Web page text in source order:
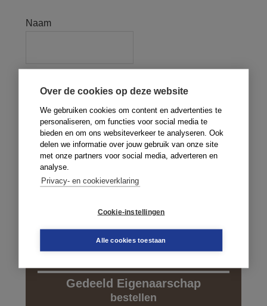
Over de cookies op deze website
We gebruiken cookies om content en advertenties te
personaliseren, om functies voor social media te
bieden en om ons websiteverkeer te analyseren. Ook
delen we informatie over jouw gebruik van onze site
met onze partners voor social media, adverteren en
analyse.
Privacy- en cookieverklaring
Cookie-instellingen
Alle cookies toestaan
Naam
E-mail
Site
Gedeeld Eigenaarschap
bestellen